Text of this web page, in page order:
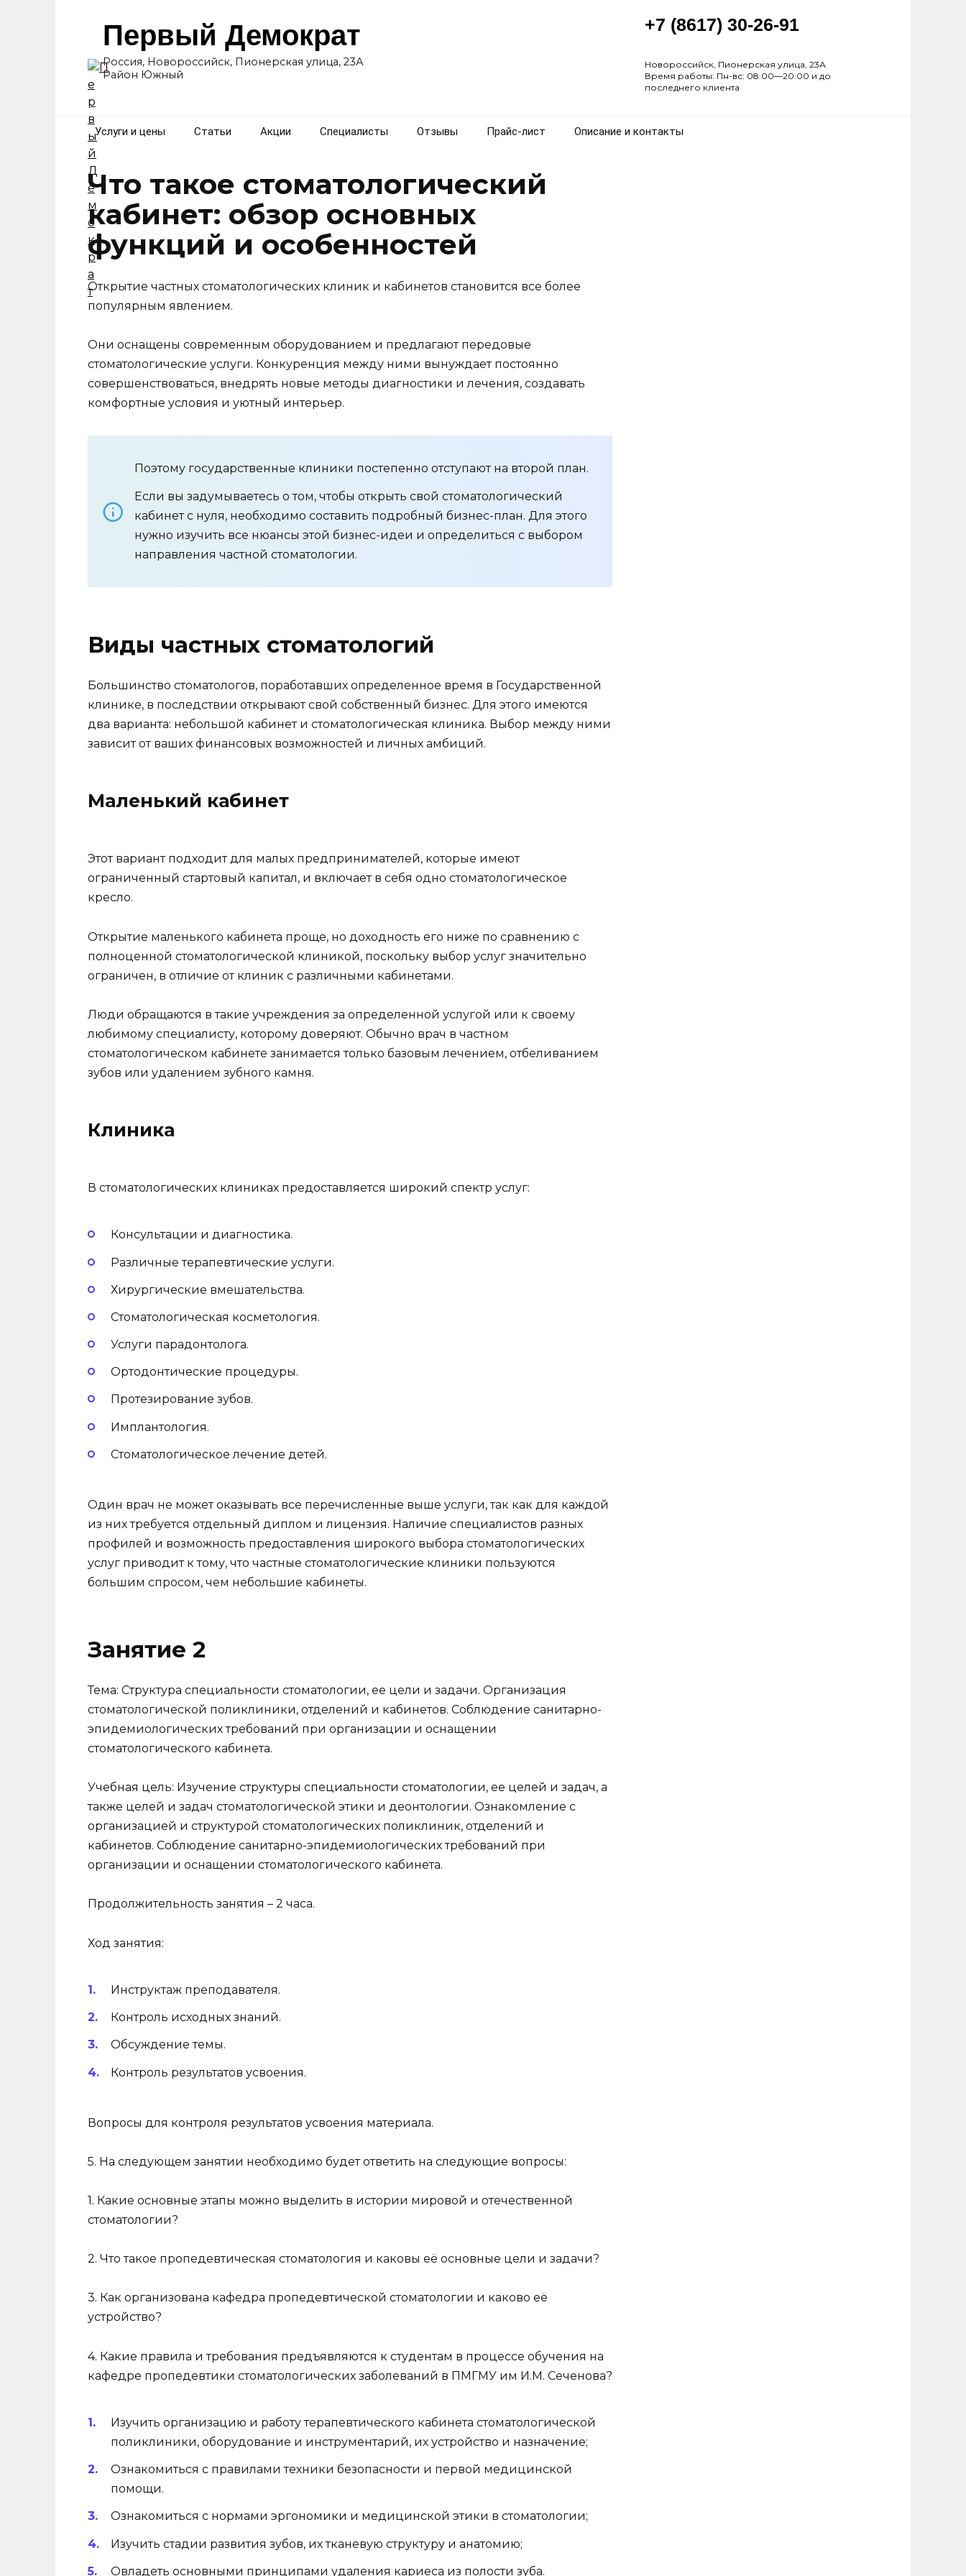
Первый Демократ
Россия, Новороссийск, Пионерская улица, 23А
Район Южный
+7 (8617) 30-26-91
Новороссийск, Пионерская улица, 23А
Время работы: Пн-вс: 08:00—20:00 и до
последнего клиента
Услуги и цены Статьи Акции Специалисты Отзывы Прайс-лист Описание и контакты
Что такое стоматологический
кабинет: обзор основных
функций и особенностей
Открытие частных стоматологических клиник и кабинетов становится все более
популярным явлением.
Они оснащены современным оборудованием и предлагают передовые
стоматологические услуги. Конкуренция между ними вынуждает постоянно
совершенствоваться, внедрять новые методы диагностики и лечения, создавать
комфортные условия и уютный интерьер.
Поэтому государственные клиники постепенно отступают на второй план.
Если вы задумываетесь о том, чтобы открыть свой стоматологический
кабинет с нуля, необходимо составить подробный бизнес-план. Для этого
нужно изучить все нюансы этой бизнес-идеи и определиться с выбором
направления частной стоматологии.
Виды частных стоматологий
Большинство стоматологов, поработавших определенное время в Государственной
клинике, в последствии открывают свой собственный бизнес. Для этого имеются
два варианта: небольшой кабинет и стоматологическая клиника. Выбор между ними
зависит от ваших финансовых возможностей и личных амбиций.
Маленький кабинет
Этот вариант подходит для малых предпринимателей, которые имеют
ограниченный стартовый капитал, и включает в себя одно стоматологическое
кресло.
Открытие маленького кабинета проще, но доходность его ниже по сравнению с
полноценной стоматологической клиникой, поскольку выбор услуг значительно
ограничен, в отличие от клиник с различными кабинетами.
Люди обращаются в такие учреждения за определенной услугой или к своему
любимому специалисту, которому доверяют. Обычно врач в частном
стоматологическом кабинете занимается только базовым лечением, отбеливанием
зубов или удалением зубного камня.
Клиника
В стоматологических клиниках предоставляется широкий спектр услуг:
Консультации и диагностика.
Различные терапевтические услуги.
Хирургические вмешательства.
Стоматологическая косметология.
Услуги парадонтолога.
Ортодонтические процедуры.
Протезирование зубов.
Имплантология.
Стоматологическое лечение детей.
Один врач не может оказывать все перечисленные выше услуги, так как для каждой
из них требуется отдельный диплом и лицензия. Наличие специалистов разных
профилей и возможность предоставления широкого выбора стоматологических
услуг приводит к тому, что частные стоматологические клиники пользуются
большим спросом, чем небольшие кабинеты.
Занятие 2
Тема: Структура специальности стоматологии, ее цели и задачи. Организация
стоматологической поликлиники, отделений и кабинетов. Соблюдение санитарно-
эпидемиологических требований при организации и оснащении
стоматологического кабинета.
Учебная цель: Изучение структуры специальности стоматологии, ее целей и задач, а
также целей и задач стоматологической этики и деонтологии. Ознакомление с
организацией и структурой стоматологических поликлиник, отделений и
кабинетов. Соблюдение санитарно-эпидемиологических требований при
организации и оснащении стоматологического кабинета.
Продолжительность занятия – 2 часа.
Ход занятия:
Инструктаж преподавателя.
Контроль исходных знаний.
Обсуждение темы.
Контроль результатов усвоения.
Вопросы для контроля результатов усвоения материала.
5. На следующем занятии необходимо будет ответить на следующие вопросы:
1. Какие основные этапы можно выделить в истории мировой и отечественной
стоматологии?
2. Что такое пропедевтическая стоматология и каковы её основные цели и задачи?
3. Как организована кафедра пропедевтической стоматологии и каково её
устройство?
4. Какие правила и требования предъявляются к студентам в процессе обучения на
кафедре пропедевтики стоматологических заболеваний в ПМГМУ им И.М. Сеченова?
Изучить организацию и работу терапевтического кабинета стоматологической
поликлиники, оборудование и инструментарий, их устройство и назначение;
Ознакомиться с правилами техники безопасности и первой медицинской
помощи.
Ознакомиться с нормами эргономики и медицинской этики в стоматологии;
Изучить стадии развития зубов, их тканевую структуру и анатомию;
Овладеть основными принципами удаления кариеса из полости зуба.